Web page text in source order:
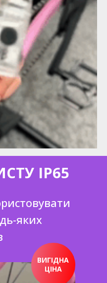
ІР65
яких
ВИГІДНА
ЦІНА